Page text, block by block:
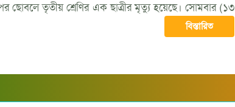
ছোবলে তৃতীয় শ্রেণির এক ছাত্রীর মৃত্যু হয়েছে। সোমবার (১৩
বিস্তারিত